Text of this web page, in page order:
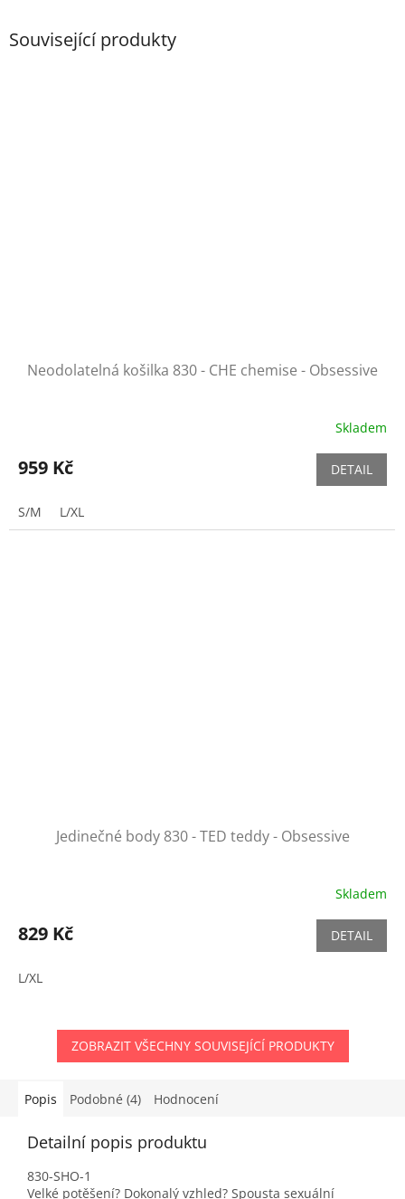
Související produkty
Neodolatelná košilka 830 - CHE chemise - Obsessive
Skladem
959 Kč DETAIL
S/M L/XL
Jedinečné body 830 - TED teddy - Obsessive
Skladem
829 Kč DETAIL
L/XL
ZOBRAZIT VŠECHNY SOUVISEJÍCÍ PRODUKTY
Popis Podobné (4) Hodnocení
Detailní popis produktu
830-SHO-1
Velké potěšení? Dokonalý vzhled? Spousta sexuální